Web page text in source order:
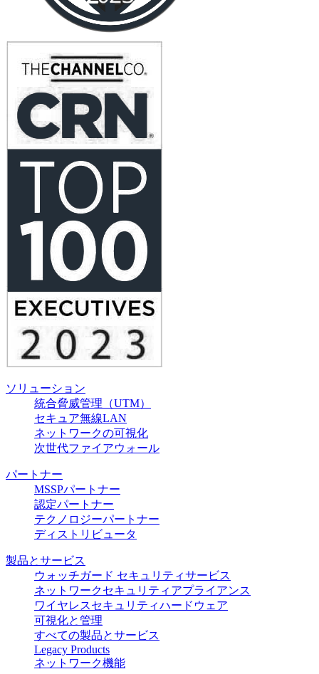
ソリューション
統合脅威管理（UTM）
セキュア無線LAN
ネットワークの可視化
次世代ファイアウォール
パートナー
MSSPパートナー
認定パートナー
テクノロジーパートナー
ディストリビュータ
製品とサービス
ウォッチガード セキュリティサービス
ネットワークセキュリティアプライアンス
ワイヤレスセキュリティハードウェア
可視化と管理
すべての製品とサービス
Legacy Products
ネットワーク機能